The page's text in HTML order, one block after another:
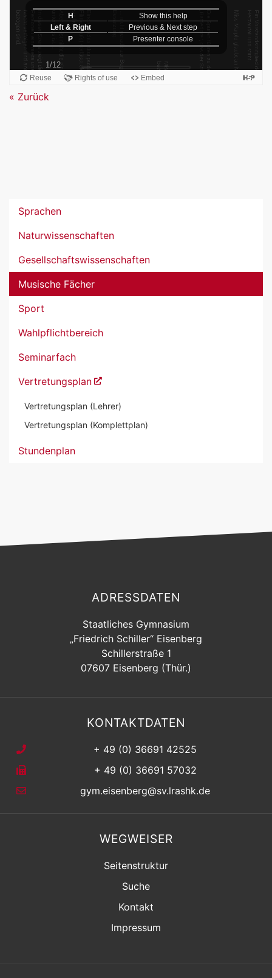
Zurück
Sprachen
Naturwissenschaften
Gesellschaftswissenschaften
Musische Fächer
Sport
Wahlpflichtbereich
Seminarfach
Vertretungsplan
Vertretungsplan (Lehrer)
Vertretungsplan (Komplettplan)
Stundenplan
ADRESSDATEN
Staatliches Gymnasium
„Friedrich Schiller“ Eisenberg
Schillerstraße 1
07607 Eisenberg (Thür.)
KONTAKTDATEN
+ 49 (0) 36691 42525
+ 49 (0) 36691 57032
gym.eisenberg@sv.lrashk.de
WEGWEISER
Seitenstruktur
Suche
Kontakt
Impressum